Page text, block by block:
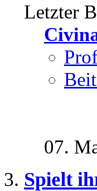
Letzter
07.
Spielt